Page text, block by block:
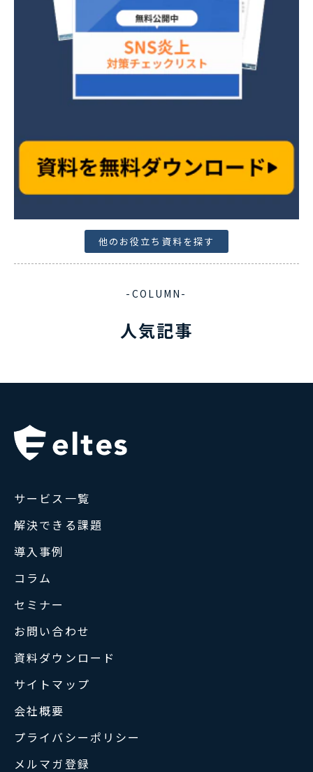
他のお役立ち資料を探す
-COLUMN-
人気記事
サービス一覧
解決できる課題
導入事例
コラム
セミナー
お問い合わせ
資料ダウンロード
サイトマップ
会社概要
プライバシーポリシー
メルマガ登録